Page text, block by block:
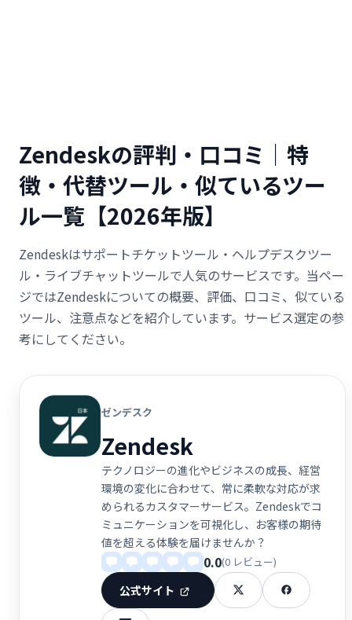
Zendeskの評判・口コミ｜特
徴・代替ツール・似ているツー
ル一覧【2026年版】
Zendeskはサポートチケットツール・ヘルプデスクツー
ル・ライブチャットツールで人気のサービスです。当ペー
ジではZendeskについての概要、評価、口コミ、似ている
ツール、注意点などを紹介しています。サービス選定の参
考にしてください。
ゼンデスク
Zendesk
テクノロジーの進化やビジネスの成長、経営
環境の変化に合わせて、常に柔軟な対応が求
められるカスタマーサービス。Zendeskでコ
ミュニケーションを可視化し、お客様の期待
値を超える体験を届けませんか？
0.0(0 レビュー)
公式サイト